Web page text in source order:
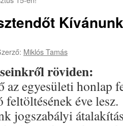
Miklós Tamás
röviden:
az egyesületi honlap
éve lesz.
jogszabályi